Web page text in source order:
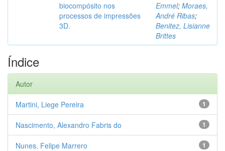
biocompósito nos
processos de impressões
3D.
Emmel; Moraes,
André Ribas;
Benitez, Lisianne
Brittes
Índice
Autor
1
Martini, Liege Pereira
1
Nascimento, Alexandro Fabris do
1
Nunes, Felipe Marrero